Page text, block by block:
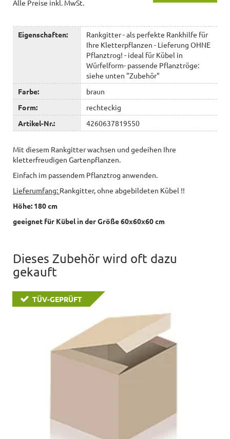
Alle Preise inkl. MwSt.
Eigenschaften:
Rankgitter - als perfekte Rankhilfe für
Ihre Kletterpflanzen - Lieferung OHNE
Pflanztrog! - ideal für Kübel in
Würfelform- passende Pflanztröge:
siehe unten "Zubehör"
Farbe:
braun
Form:
rechteckig
Artikel-Nr.:
4260637819550
Mit diesem Rankgitter wachsen und gedeihen Ihre
kletterfreudigen Gartenpflanzen.
Einfach im passendem Pflanztrog anwenden.
Lieferumfang: Rankgitter, ohne abgebildeten Kübel !!
Höhe: 180 cm
geeignet für Kübel in der Größe 60x60x60 cm
Dieses Zubehör wird oft dazu
gekauft
TÜV-GEPRÜFT